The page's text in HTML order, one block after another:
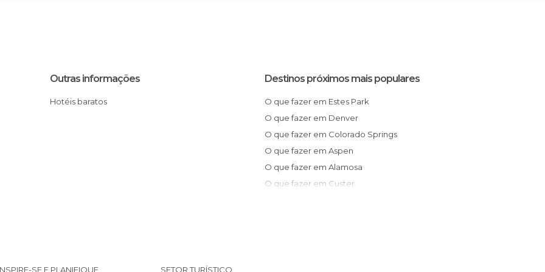
Outras informações
Hotéis baratos
Destinos próximos mais populares
O que fazer em Estes Park
O que fazer em Denver
O que fazer em Colorado Springs
O que fazer em Aspen
O que fazer em Alamosa
O que fazer em Custer
SE E PLANIFIQUE SETOR TURÍSTICO